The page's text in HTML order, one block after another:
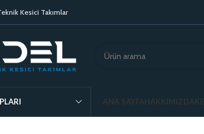
Kesici Takımlar
ANA SAYFAHAKKIMIZDA